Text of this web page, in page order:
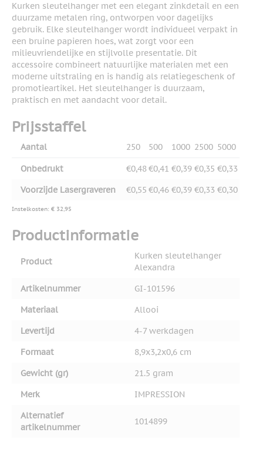
Kurken sleutelhanger met een elegant zinkdetail en een
duurzame metalen ring, ontworpen voor dagelijks
gebruik. Elke sleutelhanger wordt individueel verpakt in
een bruine papieren hoes, wat zorgt voor een
milieuvriendelijke en stijlvolle presentatie. Dit
accessoire combineert natuurlijke materialen met een
moderne uitstraling en is handig als relatiegeschenk of
promotieartikel. Het sleutelhanger is duurzaam,
praktisch en met aandacht voor detail.
Prijsstaffel
Aantal 250 500 1000 2500 5000
Onbedrukt €0,48 €0,41 €0,39 €0,35 €0,33
Voorzijde Lasergraveren
€0,55 €0,46 €0,39 €0,33 €0,30
Instelkosten: € 32,95
Productinformatie
Product
Kurken sleutelhanger
Alexandra
Artikelnummer
GI-101596
Materiaal
Allooi
Levertijd
4-7 werkdagen
Formaat
8,9x3,2x0,6 cm
Gewicht (gr)
21.5 gram
Merk
IMPRESSION
Alternatief
artikelnummer
1014899